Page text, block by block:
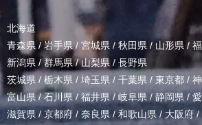
北海道
青森県 / 岩手県/ 宮城県 / 秋田県 / 山形県/
新潟県 /群馬県/山梨県 / 長野県
茨城県 / 栃木県 / 埼玉県 / 千葉県 / 東京都 /
富山県 /石川県/福井県/岐阜県 / 静岡県 /
滋賀県 / 京都府 / 奈良県 / 和歌山県/ 大阪府 /